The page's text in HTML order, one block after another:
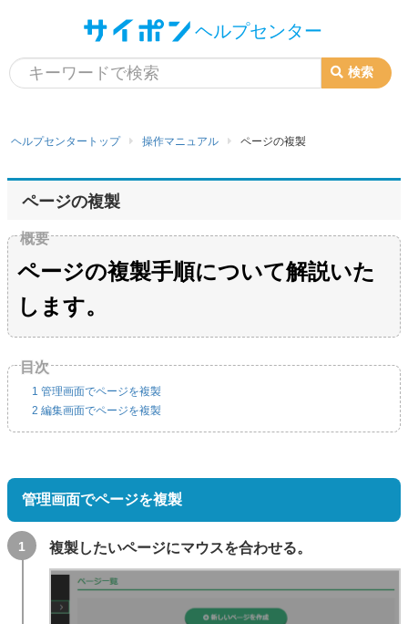
検
索:
検索
ヘルプセンタートップ 操作マニュアル ページの複製
ページの複製
ページの複製手順について解説いた
します。
1 管理画面でページを複製
2 編集画面でページを複製
管理画面でページを複製
複製したいページにマウスを合わせる。